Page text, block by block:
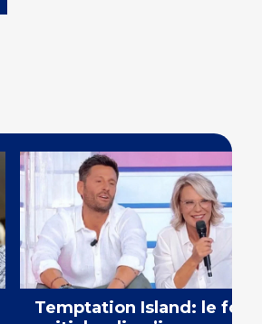
Temptation Island: le forti